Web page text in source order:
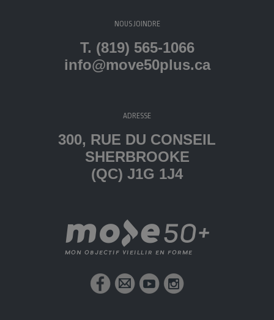
NOUS JOINDRE
T. (819) 565-1066
info@move50plus.ca
ADRESSE
300, RUE DU CONSEIL
SHERBROOKE
(QC) J1G 1J4